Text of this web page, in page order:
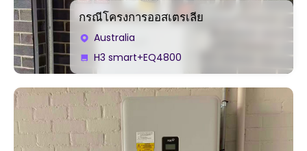
กรณีโครงการออสเตรเลีย
Australia
H3 smart+EQ4800